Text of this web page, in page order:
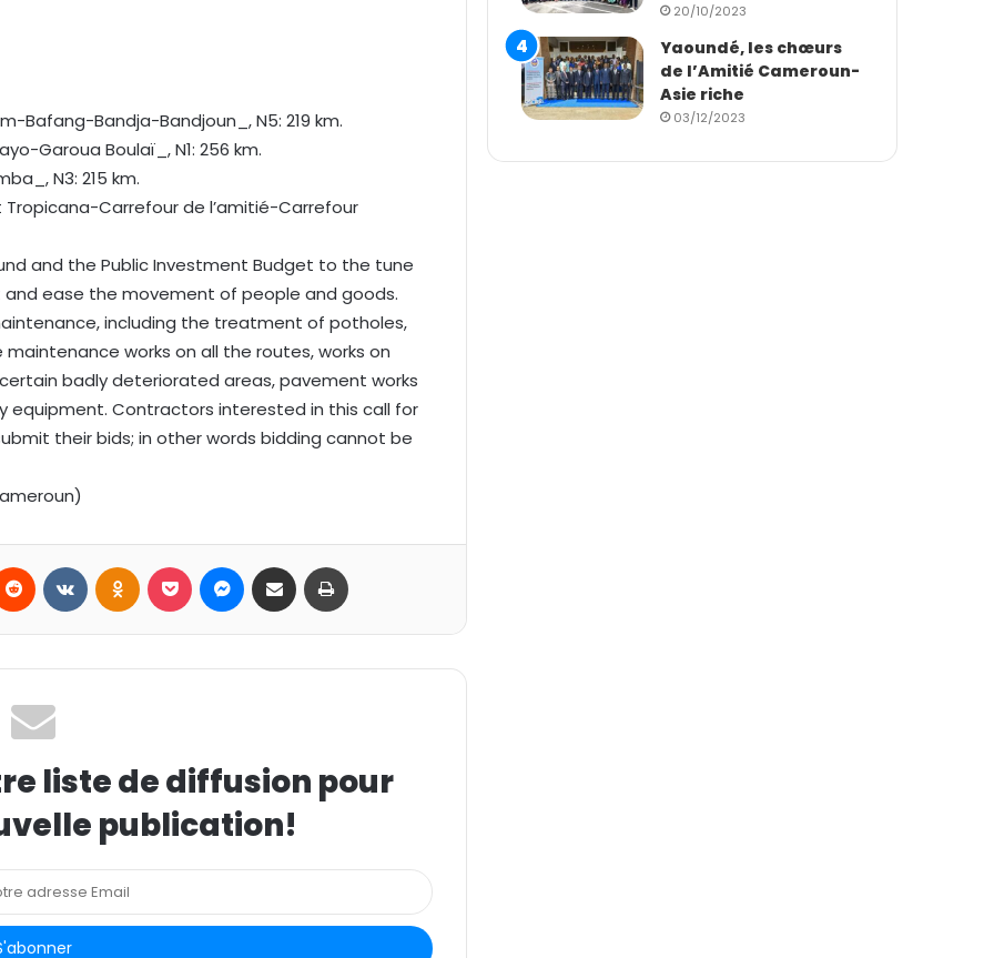
Bafang-Bandja-Bandjoun_, N5: 219 km.
Garoua Boulaï_, N1: 256 km.
N3: 215 km.
Carrefour de l’amitié-Carrefour
and the Public Investment Budget to the tune
ease the movement of people and goods.
including the treatment of potholes,
works on all the routes, works on
badly deteriorated areas, pavement works
equipment. Contractors interested in this call for
their bids; in other words bidding cannot be
liste de diffusion pour
publication!
20/10/2023
Yaoundé, les chœurs
de l’Amitié Cameroun-
Asie riche
03/12/2023